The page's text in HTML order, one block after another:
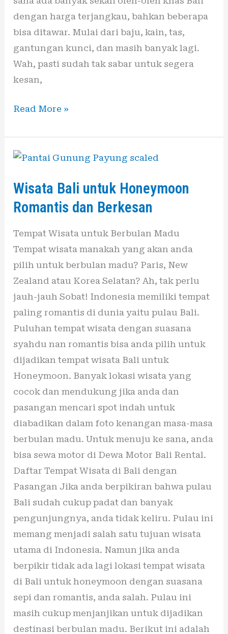
dengan harga terjangkau, bahkan beberapa
bisa ditawar. Mulai dari baju, kain, tas,
gantungan kunci, dan masih banyak lagi.
Wah, pasti sudah tak sabar untuk segera
kesan,
Read More »
Wisata Bali untuk Honeymoon
Romantis dan Berkesan
Tempat Wisata untuk Berbulan Madu
Tempat wisata manakah yang akan anda
pilih untuk berbulan madu? Paris, New
Zealand atau Korea Selatan? Ah, tak perlu
jauh-jauh Sobat! Indonesia memiliki tempat
paling romantis di dunia yaitu pulau Bali.
Puluhan tempat wisata dengan suasana
syahdu nan romantis bisa anda pilih untuk
dijadikan tempat wisata Bali untuk
Honeymoon. Banyak lokasi wisata yang
cocok dan mendukung jika anda dan
pasangan mencari spot indah untuk
diabadikan dalam foto kenangan masa-masa
berbulan madu. Untuk menuju ke sana, anda
bisa sewa motor di Dewa Motor Bali Rental.
Daftar Tempat Wisata di Bali dengan
Pasangan Jika anda berpikiran bahwa pulau
Bali sudah cukup padat dan banyak
pengunjungnya, anda tidak keliru. Pulau ini
memang menjadi salah satu tujuan wisata
utama di Indonesia. Namun jika anda
berpikir tidak ada lagi lokasi tempat wisata
di Bali untuk honeymoon dengan suasana
sepi dan romantis, anda salah. Pulau ini
masih cukup menjanjikan untuk dijadikan
destinasi berbulan madu. Berikut ini adalah
Wisata
untuk
Honeymoon
dan
Berkesan